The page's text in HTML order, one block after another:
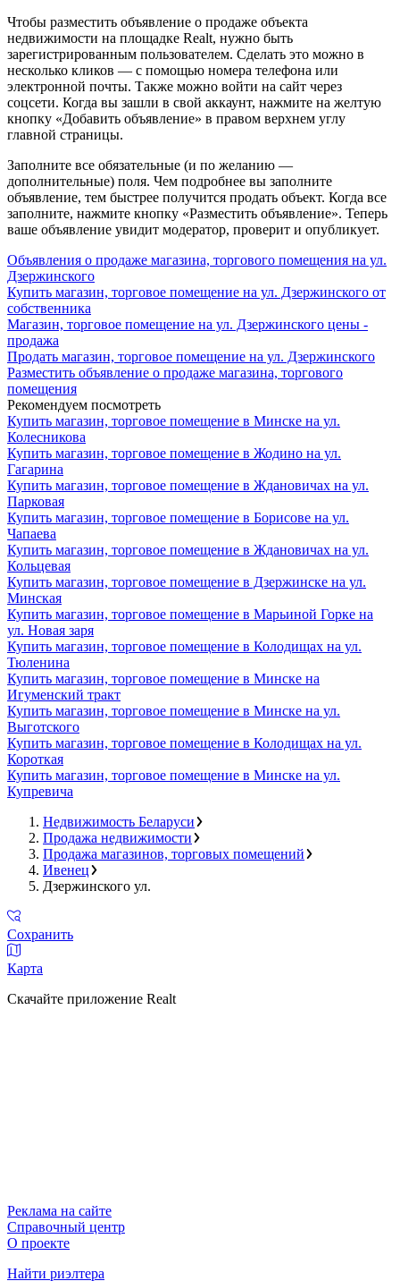
Чтобы разместить объявление о продаже объекта
недвижимости на площадке Realt, нужно быть
зарегистрированным пользователем. Сделать это можно в
несколько кликов — с помощью номера телефона или
электронной почты. Также можно войти на сайт через
соцсети. Когда вы зашли в свой аккаунт, нажмите на желтую
кнопку «Добавить объявление» в правом верхнем углу
главной страницы.
Заполните все обязательные (и по желанию —
дополнительные) поля. Чем подробнее вы заполните
объявление, тем быстрее получится продать объект. Когда все
заполните, нажмите кнопку «Разместить объявление». Теперь
ваше объявление увидит модератор, проверит и опубликует.
Объявления о продаже магазина, торгового помещения на ул.
Дзержинского
Купить магазин, торговое помещение на ул. Дзержинского от
собственника
Магазин, торговое помещение на ул. Дзержинского цены -
продажа
Продать магазин, торговое помещение на ул. Дзержинского
Разместить объявление о продаже магазина, торгового
помещения
Рекомендуем посмотреть
Купить магазин, торговое помещение в Минске на ул.
Колесникова
Купить магазин, торговое помещение в Жодино на ул.
Гагарина
Купить магазин, торговое помещение в Ждановичах на ул.
Парковая
Купить магазин, торговое помещение в Борисове на ул.
Чапаева
Купить магазин, торговое помещение в Ждановичах на ул.
Кольцевая
Купить магазин, торговое помещение в Дзержинске на ул.
Минская
Купить магазин, торговое помещение в Марьиной Горке на
ул. Новая заря
Купить магазин, торговое помещение в Колодищах на ул.
Тюленина
Купить магазин, торговое помещение в Минске на
Игуменский тракт
Купить магазин, торговое помещение в Минске на ул.
Выготского
Купить магазин, торговое помещение в Колодищах на ул.
Короткая
Купить магазин, торговое помещение в Минске на ул.
Купревича
Недвижимость Беларуси
Продажа недвижимости
Продажа магазинов, торговых помещений
Ивенец
Дзержинского ул.
Сохранить
Карта
Скачайте приложение Realt
Реклама на сайте
Справочный центр
О проекте
Найти риэлтера